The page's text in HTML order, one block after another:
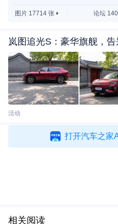
图片 17714 张 论坛
岚图追光S：豪华旗舰，
活动
打开汽车之家
相关阅读